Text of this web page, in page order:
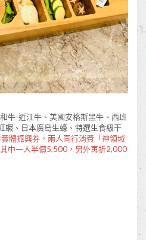
牛-近江牛、美國安格斯黑牛、西班
蝦、日本廣島生蠔、特選生食級干
體振興券，兩人同行消費「神領域
中一人半價5,500，另外再折2,000